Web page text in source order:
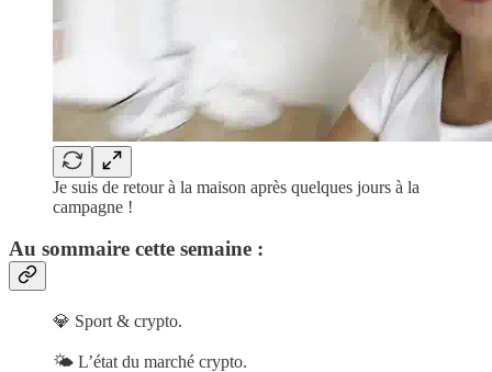
Je suis de retour à la maison après quelques jours à la
campagne !
Au sommaire cette semaine :
💎 Sport & crypto.
🌤 L’état du marché crypto.